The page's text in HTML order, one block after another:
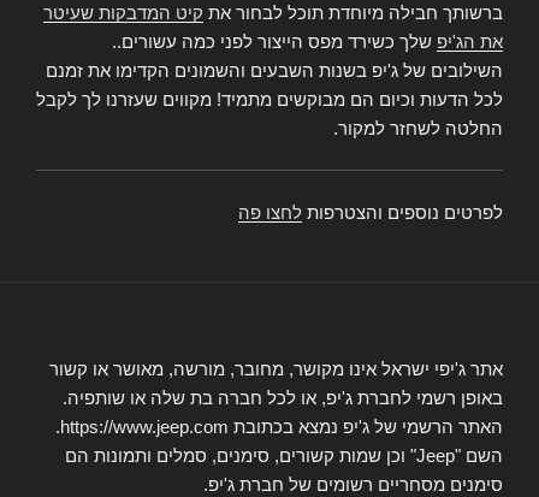
ברשותך חבילה מיוחדת תוכל לבחור את קיט המדבקות שעיטר
את הג'יפ שלך כשירד מפס הייצור לפני כמה עשורים..
השילובים של ג'יפ בשנות השבעים והשמונים הקדימו את זמנם
לכל הדעות וכיום הם מבוקשים מתמיד! מקווים שעזרנו לך לקבל
החלטה לשחזר למקור.
לפרטים נוספים והצטרפות לחצו פה
אתר ג'יפי ישראל אינו מקושר, מחובר, מורשה, מאושר או קשור
באופן רשמי לחברת ג'יפ, או לכל חברה בת שלה או שותפיה.
האתר הרשמי של ג'יפ נמצא בכתובת https://www.jeep.com.
השם "Jeep" וכן שמות קשורים, סימנים, סמלים ותמונות הם
סימנים מסחריים רשומים של חברת ג'יפ.